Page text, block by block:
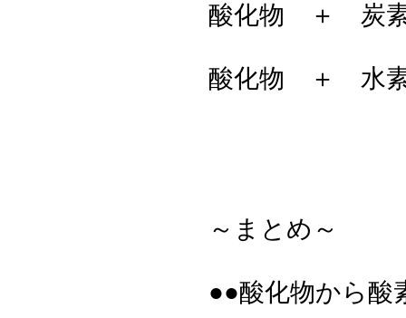
酸化物 ＋ 炭
酸化物 ＋
～まとめ～
●●酸化物から酸